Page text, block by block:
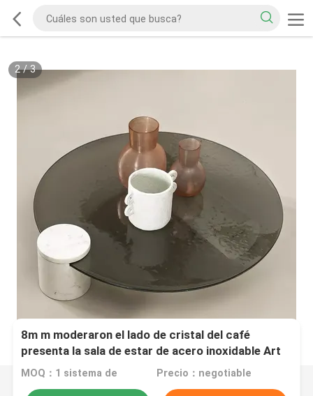
2/3
8m m moderaron el lado de cristal del café
presenta la sala de estar de acero inoxidable Art
Furniture
MOQ：1 sistema de Precio：negotiable